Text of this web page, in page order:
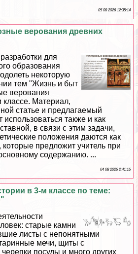
05 08 2026 12:35:14
верования древних
для
образования
некоторую
тем "Жизнь и быт
верования
классе. Материал,
статье и предлагаемый
также и как
в связи с этим задачи,
положения даются как
предложит учитель при
содержанию. ...
04 08 2026 2:41:16
в 3-м классе по теме:
старые камни
листы с непонятными
мечи, щиты с
посуды и много других